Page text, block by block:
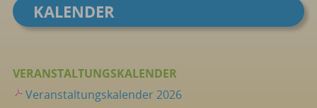
KALENDER
VERANSTALTUNGSKALENDER
Veranstaltungskalender 2026